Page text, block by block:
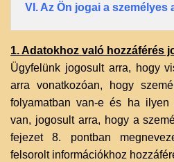
VI. Az Ön jogai a
1. Adatokhoz való hozzáférés
Ügyfelünk jogosult arra, hogy
arra vonatkozóan, hogy
folyamatban van-e és ha ilyen
van, jogosult arra, hogy a
fejezet 8. pontban
felsorolt információkhoz